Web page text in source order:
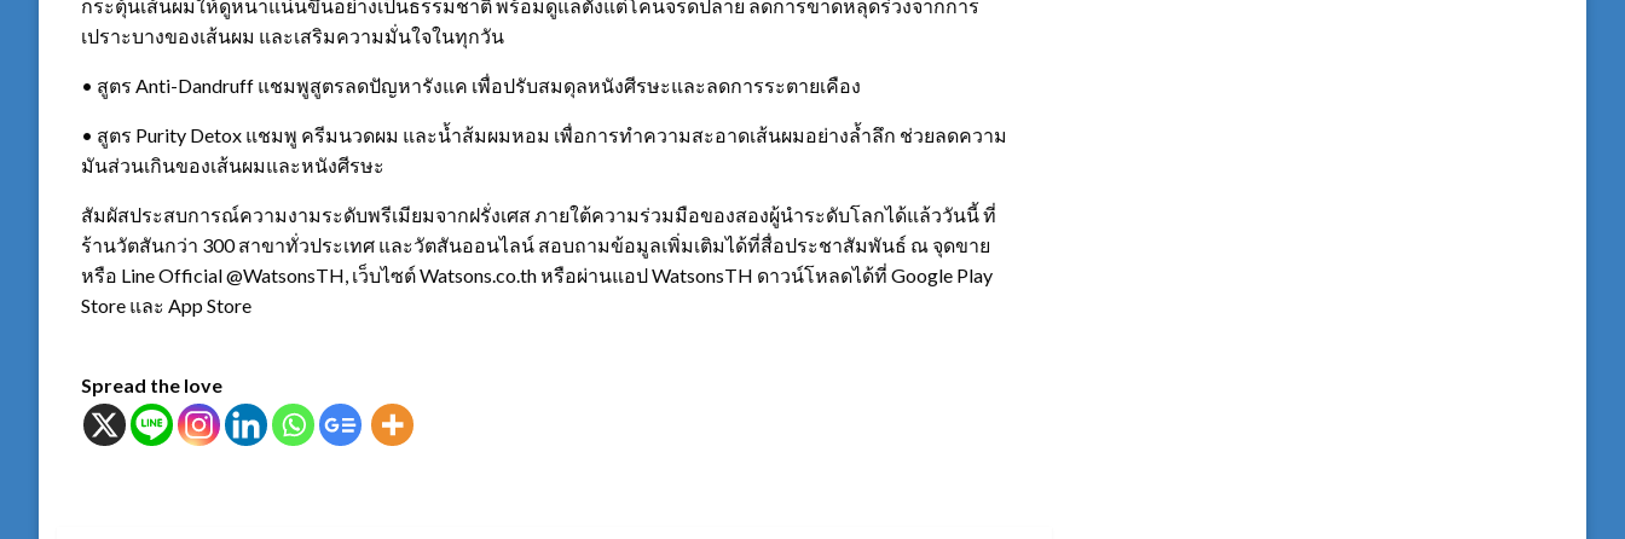
กระตุ้นเส้นผมให้ดูหนาแน่นขึ้นอย่างเป็นธรรมชาติ พร้อมดูแลตั้งแต่โคนจรดปลาย ลดการขาดหลุดร่วงจากการ
เปราะบางของเส้นผม และเสริมความมั่นใจในทุกวัน
• สูตร Anti-Dandruff แชมพูสูตรลดปัญหารังแค เพื่อปรับสมดุลหนังศีรษะและลดการระตายเคือง
• สูตร Purity Detox แชมพู ครีมนวดผม และน้ำส้มผมหอม เพื่อการทำความสะอาดเส้นผมอย่างล้ำลึก ช่วยลดความ
มันส่วนเกินของเส้นผมและหนังศีรษะ
สัมผัสประสบการณ์ความงามระดับพรีเมียมจากฝรั่งเศส ภายใต้ความร่วมมือของสองผู้นำระดับโลกได้แล้ววันนี้ ที่
ร้านวัตสันกว่า 300 สาขาทั่วประเทศ และวัตสันออนไลน์ สอบถามข้อมูลเพิ่มเติมได้ที่สื่อประชาสัมพันธ์ ณ จุดขาย
หรือ Line Official @WatsonsTH, เว็บไซต์ Watsons.co.th หรือผ่านแอป WatsonsTH ดาวน์โหลดได้ที่ Google Play
Store และ App Store
Spread the love